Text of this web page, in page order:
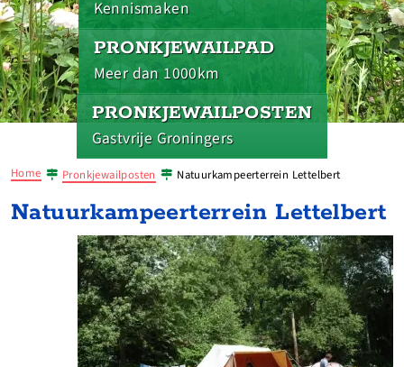
Kennismaken
PRONKJEWAILPAD
Meer dan 1000km
PRONKJEWAILPOSTEN
Gastvrije Groningers
Home Pronkjewailposten Natuurkampeerterrein Lettelbert
Natuurkampeerterrein Lettelbert